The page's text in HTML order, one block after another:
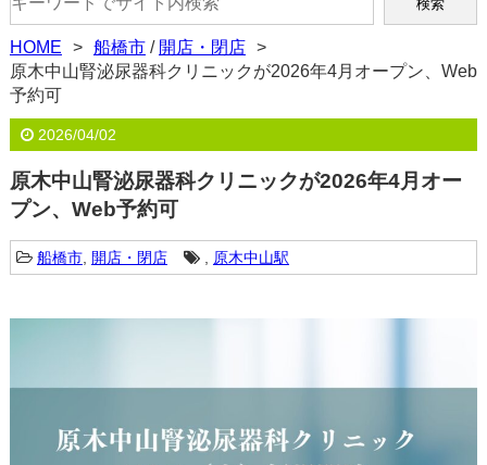
HOME 船橋市/ 開店・閉店
原木中山腎泌尿器科クリニックが2026年4月オープン、Web
予約可
2026/04/02
原木中山腎泌尿器科クリニックが2026年4月オー
プン、Web予約可
船橋市, 開店・閉店 , 原木中山駅